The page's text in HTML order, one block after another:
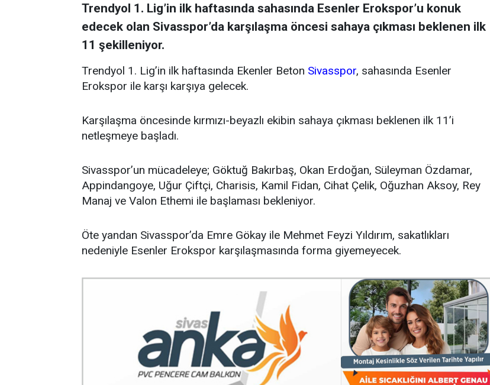
Trendyol 1. Lig’in ilk haftasında sahasında Esenler Erokspor’u konuk
edecek olan Sivasspor’da karşılaşma öncesi sahaya çıkması beklenen ilk
11 şekilleniyor.
Trendyol 1. Lig’in ilk haftasında Ekenler Beton Sivasspor, sahasında Esenler
Erokspor ile karşı karşıya gelecek.
Karşılaşma öncesinde kırmızı-beyazlı ekibin sahaya çıkması beklenen ilk 11’i
netleşmeye başladı.
Sivasspor’un mücadeleye; Göktuğ Bakırbaş, Okan Erdoğan, Süleyman Özdamar,
Appindangoye, Uğur Çiftçi, Charisis, Kamil Fidan, Cihat Çelik, Oğuzhan Aksoy, Rey
Manaj ve Valon Ethemi ile başlaması bekleniyor.
Öte yandan Sivasspor’da Emre Gökay ile Mehmet Feyzi Yıldırım, sakatlıkları
nedeniyle Esenler Erokspor karşılaşmasında forma giyemeyecek.